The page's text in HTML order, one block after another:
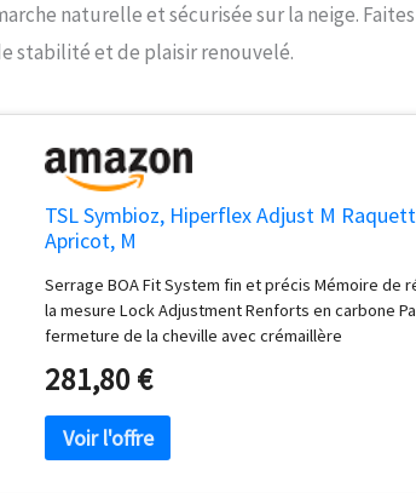
naturelle et sécurisée sur la neige.
stabilité et de plaisir renouvelé.
TSL Symbioz, Hiperflex Adjust M
Apricot, M
Serrage BOA Fit System fin et précis Mémoire de
la mesure Lock Adjustment Renforts en carbone
fermeture de la cheville avec crémaillère
281,80 €